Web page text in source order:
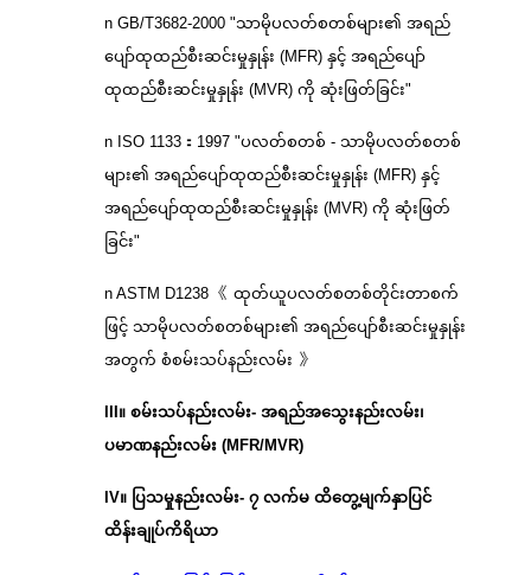
n GB/T3682-2000 "သာမိုပလတ်စတစ်များ၏ အရည်
ပျော်ထုထည်စီးဆင်းမှုနှုန်း (MFR) နှင့် အရည်ပျော်
ထုထည်စီးဆင်းမှုနှုန်း (MVR) ကို ဆုံးဖြတ်ခြင်း"
n ISO 1133：1997 "ပလတ်စတစ် - သာမိုပလတ်စတစ်
များ၏ အရည်ပျော်ထုထည်စီးဆင်းမှုနှုန်း (MFR) နှင့်
အရည်ပျော်ထုထည်စီးဆင်းမှုနှုန်း (MVR) ကို ဆုံးဖြတ်
ခြင်း"
n ASTM D1238 《 ထုတ်ယူပလတ်စတစ်တိုင်းတာစက်
ဖြင့် သာမိုပလတ်စတစ်များ၏ အရည်ပျော်စီးဆင်းမှုနှုန်း
အတွက် စံစမ်းသပ်နည်းလမ်း 》
III။ စမ်းသပ်နည်းလမ်း- အရည်အသွေးနည်းလမ်း၊
ပမာဏနည်းလမ်း (MFR/MVR)
IV။ ပြသမှုနည်းလမ်း- ၇ လက်မ ထိတွေ့မျက်နှာပြင်
ထိန်းချုပ်ကိရိယာ